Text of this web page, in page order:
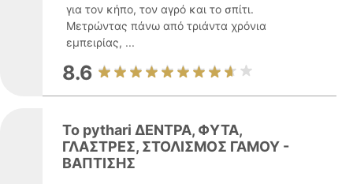
για τον κήπο, τον αγρό και το σπίτι.
Μετρώντας πάνω από τριάντα χρόνια
εμπειρίας, ...
8.6
To pythari ΔΕΝΤΡΑ, ΦΥΤΑ,
ΓΛΑΣΤΡΕΣ, ΣΤΟΛΙΣΜΟΣ ΓΑΜΟΥ -
ΒΑΠΤΙΣΗΣ